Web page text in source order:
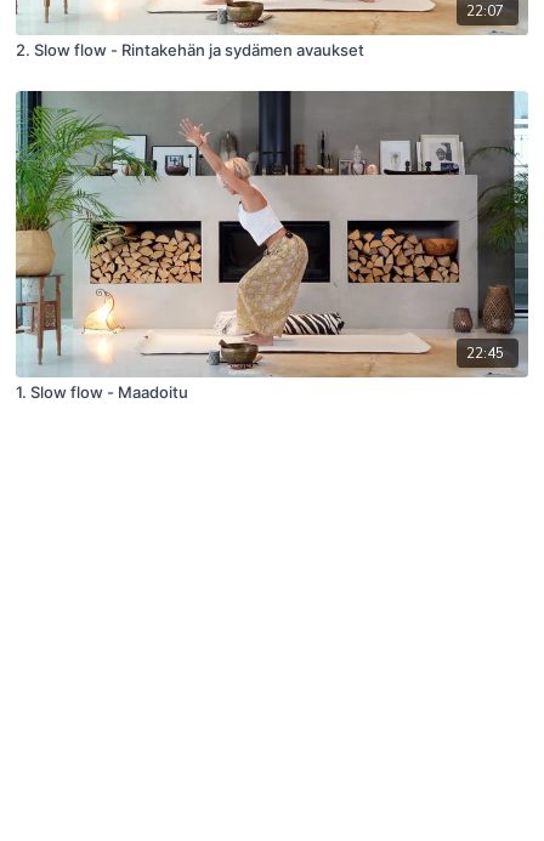
22:07
2. Slow flow - Rintakehän ja sydämen avaukset
22:45
1. Slow flow - Maadoitu